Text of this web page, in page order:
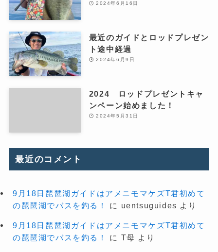
2024年6月16日
最近のガイドとロッドプレゼン
ト途中経過
2024年6月9日
2024 ロッドプレゼントキャ
ンペーン始めました！
2024年5月31日
最近のコメント
9月18日琵琶湖ガイドはアメニモマケズT君初めて
の琵琶湖でバスを釣る！
に uentsuguides より
9月18日琵琶湖ガイドはアメニモマケズT君初めて
の琵琶湖でバスを釣る！
に T母 より